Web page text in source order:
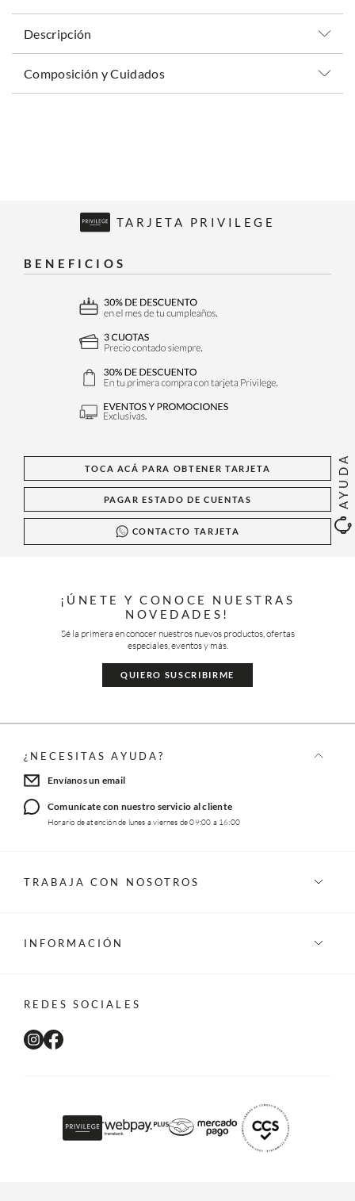
AYUDA
Descripción
Composición y Cuidados
TARJETA PRIVILEGE
BENEFICIOS
TOCA ACÁ PARA OBTENER TARJETA
PAGAR ESTADO DE CUENTAS
CONTACTO TARJETA
¡ÚNETE Y CONOCE NUESTRAS
NOVEDADES!
Sé la primera en conocer nuestros nuevos productos, ofertas
especiales, eventos y más.
QUIERO SUSCRIBIRME
¿NECESITAS AYUDA?
Envíanos un email
Comunícate con nuestro servicio al cliente
Horario de atención de lunes a viernes de 09:00 a 16:00
TRABAJA CON NOSOTROS
INFORMACIÓN
REDES SOCIALES